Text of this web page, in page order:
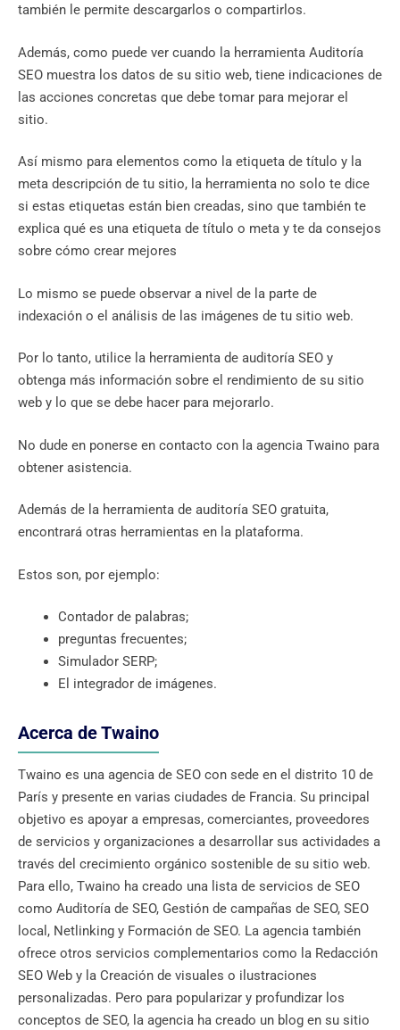
también le permite descargarlos o compartirlos.
Además, como puede ver cuando la herramienta Auditoría
SEO muestra los datos de su sitio web, tiene indicaciones de
las acciones concretas que debe tomar para mejorar el
sitio.
Así mismo para elementos como la etiqueta de título y la
meta descripción de tu sitio, la herramienta no solo te dice
si estas etiquetas están bien creadas, sino que también te
explica qué es una etiqueta de título o meta y te da consejos
sobre cómo crear mejores
Lo mismo se puede observar a nivel de la parte de
indexación o el análisis de las imágenes de tu sitio web.
Por lo tanto, utilice la herramienta de auditoría SEO y
obtenga más información sobre el rendimiento de su sitio
web y lo que se debe hacer para mejorarlo.
No dude en ponerse en contacto con la agencia Twaino para
obtener asistencia.
Además de la herramienta de auditoría SEO gratuita,
encontrará otras herramientas en la plataforma.
Estos son, por ejemplo:
Contador de palabras;
preguntas frecuentes;
Simulador SERP;
El integrador de imágenes.
Acerca de Twaino
Twaino es una agencia de SEO con sede en el distrito 10 de
París y presente en varias ciudades de Francia. Su principal
objetivo es apoyar a empresas, comerciantes, proveedores
de servicios y organizaciones a desarrollar sus actividades a
través del crecimiento orgánico sostenible de su sitio web.
Para ello, Twaino ha creado una lista de servicios de SEO
como Auditoría de SEO, Gestión de campañas de SEO, SEO
local, Netlinking y Formación de SEO. La agencia también
ofrece otros servicios complementarios como la Redacción
SEO Web y la Creación de visuales o ilustraciones
personalizadas. Pero para popularizar y profundizar los
conceptos de SEO, la agencia ha creado un blog en su sitio